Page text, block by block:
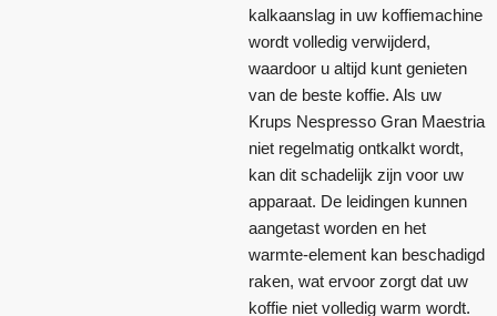
kalkaanslag in uw koffiemachine
wordt volledig verwijderd,
waardoor u altijd kunt genieten
van de beste koffie. Als uw
Krups Nespresso Gran Maestria
niet regelmatig ontkalkt wordt,
kan dit schadelijk zijn voor uw
apparaat. De leidingen kunnen
aangetast worden en het
warmte-element kan beschadigd
raken, wat ervoor zorgt dat uw
koffie niet volledig warm wordt.